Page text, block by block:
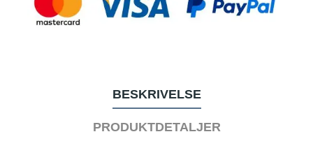
BESKRIVELSE
PRODUKTDETALJER